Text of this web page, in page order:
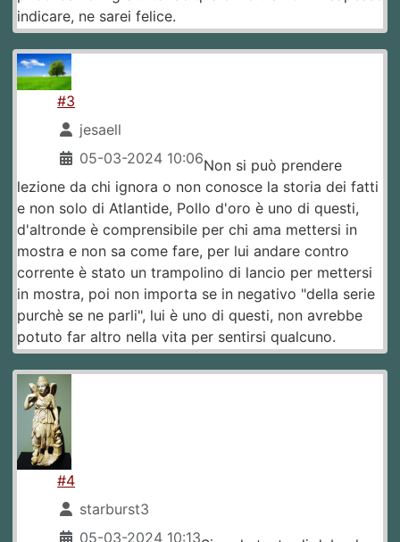
indicare, ne sarei felice.
#3
jesaell
05-03-2024 10:06Non si può prendere
lezione da chi ignora o non conosce la storia dei fatti
e non solo di Atlantide, Pollo d'oro è uno di questi,
d'altronde è comprensibile per chi ama mettersi in
mostra e non sa come fare, per lui andare contro
corrente è stato un trampolino di lancio per mettersi
in mostra, poi non importa se in negativo "della serie
purchè se ne parli", lui è uno di questi, non avrebbe
potuto far altro nella vita per sentirsi qualcuno.
#4
starburst3
05-03-2024 10:13